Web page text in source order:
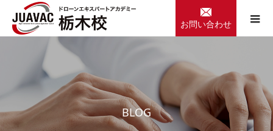
お問い合わせ
BLOG